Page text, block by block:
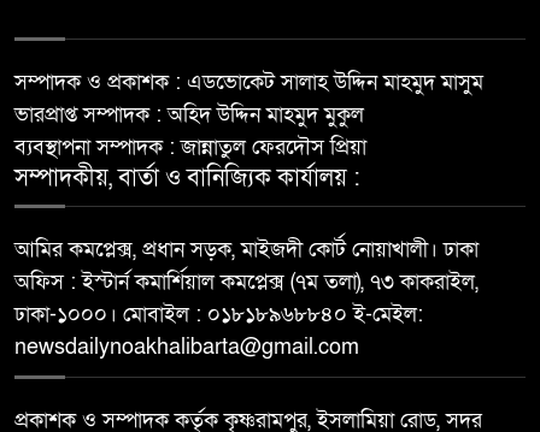
সম্পাদক ও প্রকাশক : এডভোকেট সালাহ উদ্দিন মাহমুদ মাসুম
ভারপ্রাপ্ত সম্পাদক : অহিদ উদ্দিন মাহমুদ মুকুল
ব্যবস্থাপনা সম্পাদক : জান্নাতুল ফেরদৌস প্রিয়া
সম্পাদকীয়, বার্তা ও বানিজ্যিক কার্যালয় :
আমির কমপ্লেক্স, প্রধান সড়ক, মাইজদী কোর্ট নোয়াখালী। ঢাকা
অফিস : ইস্টার্ন কমার্শিয়াল কমপ্লেক্স (৭ম তলা), ৭৩ কাকরাইল,
ঢাকা-১০০০। মোবাইল : ০১৮১৮৯৬৮৮৪০ ই-মেইল:
newsdailynoakhalibarta@gmail.com
প্রকাশক ও সম্পাদক কর্তৃক কৃষ্ণরামপুর, ইসলামিয়া রোড, সদর